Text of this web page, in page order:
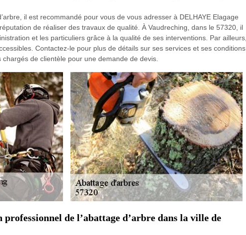
il est recommandé pour vous de vous adresser à DELHAYE Elagage
de réaliser des travaux de qualité. À Vaudreching, dans le 57320, il
et les particuliers grâce à la qualité de ses interventions. Par ailleurs,
Contactez-le pour plus de détails sur ses services et ses conditions
de clientèle pour une demande de devis.
de l’abattage d’arbre dans la ville de